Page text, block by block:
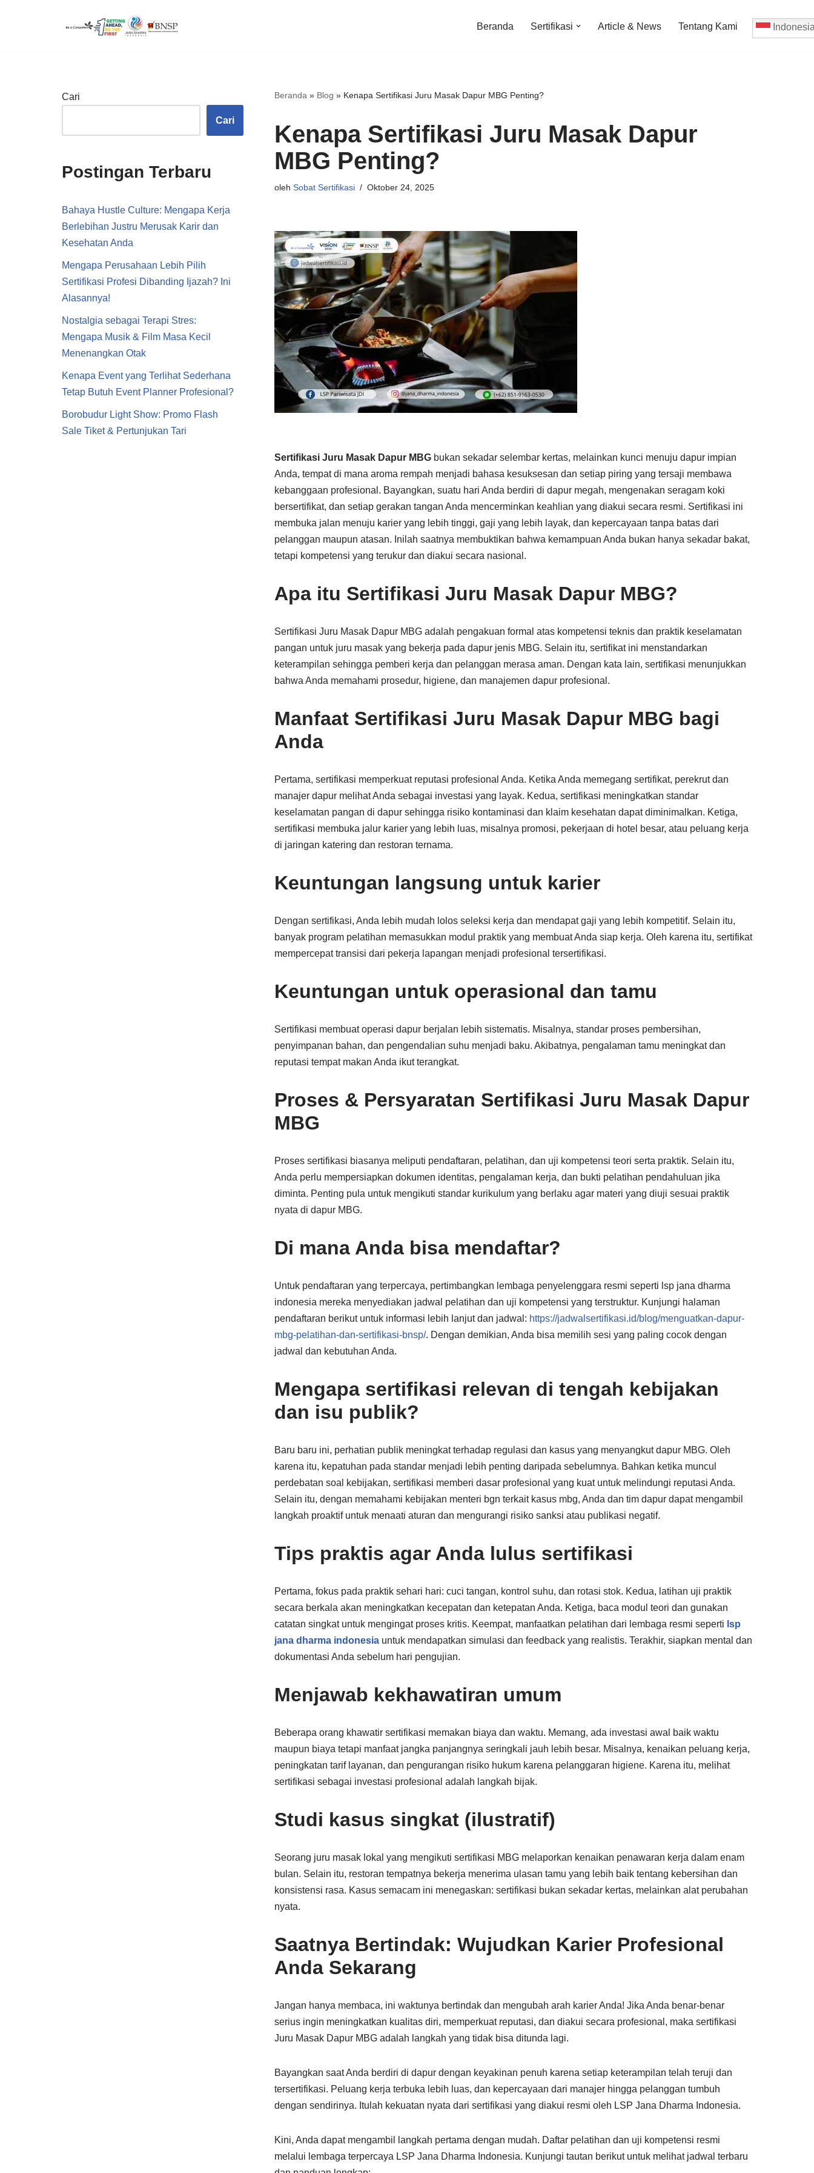
Beranda Sertifikasi Article & News Tentang Kami
Cari
Cari
Postingan Terbaru
Bahaya Hustle Culture: Mengapa Kerja
Berlebihan Justru Merusak Karir dan
Kesehatan Anda
Mengapa Perusahaan Lebih Pilih
Sertifikasi Profesi Dibanding Ijazah? Ini
Alasannya!
Nostalgia sebagai Terapi Stres:
Mengapa Musik & Film Masa Kecil
Menenangkan Otak
Kenapa Event yang Terlihat Sederhana
Tetap Butuh Event Planner Profesional?
Borobudur Light Show: Promo Flash
Sale Tiket & Pertunjukan Tari
Beranda » Blog » Kenapa Sertifikasi Juru Masak Dapur MBG Penting?
Kenapa Sertifikasi Juru Masak Dapur
MBG Penting?
oleh Sobat Sertifikasi Oktober 24, 2025
Sertifikasi Juru Masak Dapur MBG bukan sekadar selembar kertas, melainkan kunci menuju dapur impian
Anda, tempat di mana aroma rempah menjadi bahasa kesuksesan dan setiap piring yang tersaji membawa
kebanggaan profesional. Bayangkan, suatu hari Anda berdiri di dapur megah, mengenakan seragam koki
bersertifikat, dan setiap gerakan tangan Anda mencerminkan keahlian yang diakui secara resmi. Sertifikasi ini
membuka jalan menuju karier yang lebih tinggi, gaji yang lebih layak, dan kepercayaan tanpa batas dari
pelanggan maupun atasan. Inilah saatnya membuktikan bahwa kemampuan Anda bukan hanya sekadar bakat,
tetapi kompetensi yang terukur dan diakui secara nasional.
Apa itu Sertifikasi Juru Masak Dapur MBG?
Sertifikasi Juru Masak Dapur MBG adalah pengakuan formal atas kompetensi teknis dan praktik keselamatan
pangan untuk juru masak yang bekerja pada dapur jenis MBG. Selain itu, sertifikat ini menstandarkan
keterampilan sehingga pemberi kerja dan pelanggan merasa aman. Dengan kata lain, sertifikasi menunjukkan
bahwa Anda memahami prosedur, higiene, dan manajemen dapur profesional.
Manfaat Sertifikasi Juru Masak Dapur MBG bagi
Anda
Pertama, sertifikasi memperkuat reputasi profesional Anda. Ketika Anda memegang sertifikat, perekrut dan
manajer dapur melihat Anda sebagai investasi yang layak. Kedua, sertifikasi meningkatkan standar
keselamatan pangan di dapur sehingga risiko kontaminasi dan klaim kesehatan dapat diminimalkan. Ketiga,
sertifikasi membuka jalur karier yang lebih luas, misalnya promosi, pekerjaan di hotel besar, atau peluang kerja
di jaringan katering dan restoran ternama.
Keuntungan langsung untuk karier
Dengan sertifikasi, Anda lebih mudah lolos seleksi kerja dan mendapat gaji yang lebih kompetitif. Selain itu,
banyak program pelatihan memasukkan modul praktik yang membuat Anda siap kerja. Oleh karena itu, sertifikat
mempercepat transisi dari pekerja lapangan menjadi profesional tersertifikasi.
Keuntungan untuk operasional dan tamu
Sertifikasi membuat operasi dapur berjalan lebih sistematis. Misalnya, standar proses pembersihan,
penyimpanan bahan, dan pengendalian suhu menjadi baku. Akibatnya, pengalaman tamu meningkat dan
reputasi tempat makan Anda ikut terangkat.
Proses & Persyaratan Sertifikasi Juru Masak Dapur
MBG
Proses sertifikasi biasanya meliputi pendaftaran, pelatihan, dan uji kompetensi teori serta praktik. Selain itu,
Anda perlu mempersiapkan dokumen identitas, pengalaman kerja, dan bukti pelatihan pendahuluan jika
diminta. Penting pula untuk mengikuti standar kurikulum yang berlaku agar materi yang diuji sesuai praktik
nyata di dapur MBG.
Di mana Anda bisa mendaftar?
Untuk pendaftaran yang terpercaya, pertimbangkan lembaga penyelenggara resmi seperti lsp jana dharma
indonesia mereka menyediakan jadwal pelatihan dan uji kompetensi yang terstruktur. Kunjungi halaman
pendaftaran berikut untuk informasi lebih lanjut dan jadwal: https://jadwalsertifikasi.id/blog/menguatkan-dapur-
mbg-pelatihan-dan-sertifikasi-bnsp/. Dengan demikian, Anda bisa memilih sesi yang paling cocok dengan
jadwal dan kebutuhan Anda.
Mengapa sertifikasi relevan di tengah kebijakan
dan isu publik?
Baru baru ini, perhatian publik meningkat terhadap regulasi dan kasus yang menyangkut dapur MBG. Oleh
karena itu, kepatuhan pada standar menjadi lebih penting daripada sebelumnya. Bahkan ketika muncul
perdebatan soal kebijakan, sertifikasi memberi dasar profesional yang kuat untuk melindungi reputasi Anda.
Selain itu, dengan memahami kebijakan menteri bgn terkait kasus mbg, Anda dan tim dapur dapat mengambil
langkah proaktif untuk menaati aturan dan mengurangi risiko sanksi atau publikasi negatif.
Tips praktis agar Anda lulus sertifikasi
Pertama, fokus pada praktik sehari hari: cuci tangan, kontrol suhu, dan rotasi stok. Kedua, latihan uji praktik
secara berkala akan meningkatkan kecepatan dan ketepatan Anda. Ketiga, baca modul teori dan gunakan
catatan singkat untuk mengingat proses kritis. Keempat, manfaatkan pelatihan dari lembaga resmi seperti lsp
jana dharma indonesia untuk mendapatkan simulasi dan feedback yang realistis. Terakhir, siapkan mental dan
dokumentasi Anda sebelum hari pengujian.
Menjawab kekhawatiran umum
Beberapa orang khawatir sertifikasi memakan biaya dan waktu. Memang, ada investasi awal baik waktu
maupun biaya tetapi manfaat jangka panjangnya seringkali jauh lebih besar. Misalnya, kenaikan peluang kerja,
peningkatan tarif layanan, dan pengurangan risiko hukum karena pelanggaran higiene. Karena itu, melihat
sertifikasi sebagai investasi profesional adalah langkah bijak.
Studi kasus singkat (ilustratif)
Seorang juru masak lokal yang mengikuti sertifikasi MBG melaporkan kenaikan penawaran kerja dalam enam
bulan. Selain itu, restoran tempatnya bekerja menerima ulasan tamu yang lebih baik tentang kebersihan dan
konsistensi rasa. Kasus semacam ini menegaskan: sertifikasi bukan sekadar kertas, melainkan alat perubahan
nyata.
Saatnya Bertindak: Wujudkan Karier Profesional
Anda Sekarang
Jangan hanya membaca, ini waktunya bertindak dan mengubah arah karier Anda! Jika Anda benar-benar
serius ingin meningkatkan kualitas diri, memperkuat reputasi, dan diakui secara profesional, maka sertifikasi
Juru Masak Dapur MBG adalah langkah yang tidak bisa ditunda lagi.
Bayangkan saat Anda berdiri di dapur dengan keyakinan penuh karena setiap keterampilan telah teruji dan
tersertifikasi. Peluang kerja terbuka lebih luas, dan kepercayaan dari manajer hingga pelanggan tumbuh
dengan sendirinya. Itulah kekuatan nyata dari sertifikasi yang diakui resmi oleh LSP Jana Dharma Indonesia.
Kini, Anda dapat mengambil langkah pertama dengan mudah. Daftar pelatihan dan uji kompetensi resmi
melalui lembaga terpercaya LSP Jana Dharma Indonesia. Kunjungi tautan berikut untuk melihat jadwal terbaru